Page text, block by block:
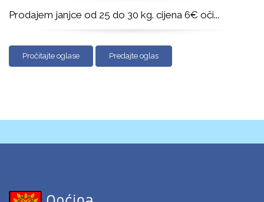
Prodajem janjce od 25 do 30 kg. cijena 6€ oči...
Pročitajte oglase Predajte oglas